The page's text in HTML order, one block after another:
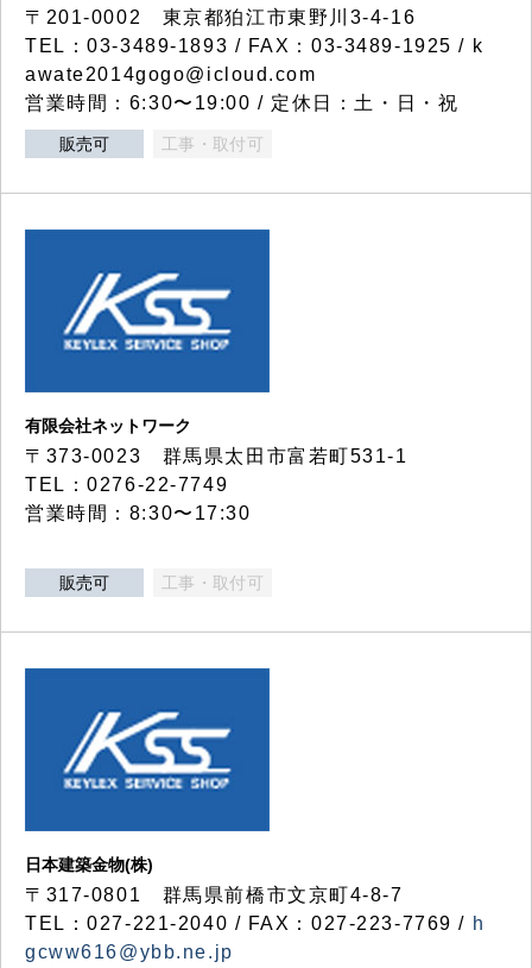
〒201-0002 東京都狛江市東野川3-4-16
TEL：03-3489-1893 / FAX：03-3489-1925 / k
awate2014gogo@icloud.com
営業時間：6:30〜19:00 / 定休日：土・日・祝
販売可 工事・取付可
有限会社ネットワーク
〒373-0023 群馬県太田市富若町531-1
TEL：0276-22-7749
営業時間：8:30〜17:30
販売可 工事・取付可
日本建築金物(株)
〒317‐0801 群馬県前橋市文京町4-8-7
TEL：027-221-2040 / FAX：027-223-7769 / h
gcww616@ybb.ne.jp